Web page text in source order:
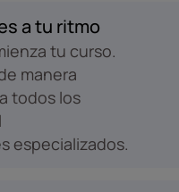
a tu ritmo
tu curso.
manera
todos los
especializados.